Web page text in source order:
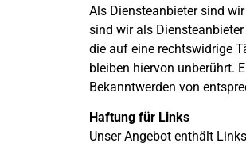
Als Diensteanbieter sind
sind wir als
die auf eine rechtswidrige
bleiben hiervon unberührt.
Bekanntwerden von
Haftung für Links
Unser Angebot enthält